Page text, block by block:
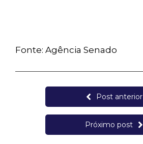
Fonte: Agência Senado
Post anterior
Próximo post